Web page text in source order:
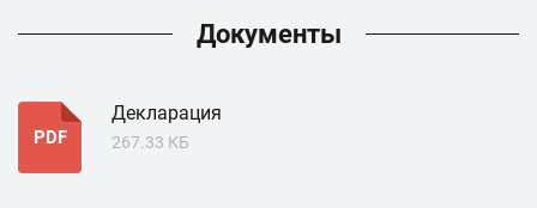
Документы
PDF
Декларация
267.33 КБ